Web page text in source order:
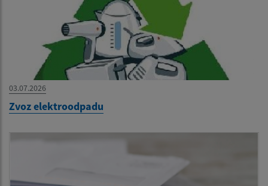
03.07.2026
Zvoz elektroodpadu